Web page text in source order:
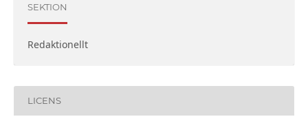
SEKTION
Redaktionellt
LICENS